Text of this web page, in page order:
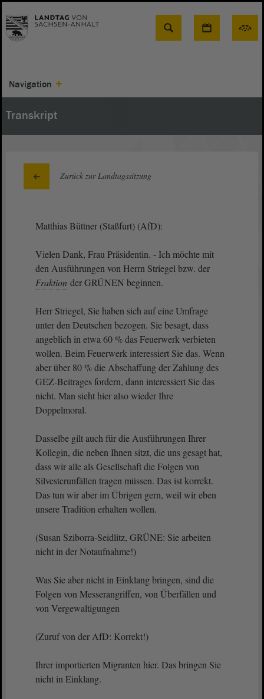
Suche
Navigation
Transkript
Zurück zur Landtagssitzung
Matthias Büttner (Staßfurt) (AfD):
Vielen Dank, Frau Präsidentin. - Ich möchte mit
den Ausführungen von Herrn Striegel bzw. der
Fraktion der GRÜNEN beginnen.
Herr Striegel, Sie haben sich auf eine Umfrage
unter den Deutschen bezogen. Sie besagt, dass
angeblich in etwa 60 % das Feuerwerk verbieten
wollen. Beim Feuerwerk interessiert Sie das. Wenn
aber über 80 % die Abschaffung der Zahlung des
GEZ-Beitrages fordern, dann interessiert Sie das
nicht. Man sieht hier also wieder Ihre
Doppelmoral.
Dasselbe gilt auch für die Ausführungen Ihrer
Kollegin, die neben Ihnen sitzt, die uns gesagt hat,
dass wir alle als Gesellschaft die Folgen von
Silvesterunfällen tragen müssen. Das ist korrekt.
Das tun wir aber im Übrigen gern, weil wir eben
unsere Tradition erhalten wollen.
(Susan Sziborra-Seidlitz, GRÜNE: Sie arbeiten
nicht in der Notaufnahme!)
Was Sie aber nicht in Einklang bringen, sind die
Folgen von Messerangriffen, von Überfällen und
von Vergewaltigungen
(Zuruf von der AfD: Korrekt!)
Ihrer importierten Migranten hier. Das bringen Sie
nicht in Einklang.